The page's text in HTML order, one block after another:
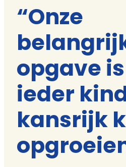
“Onze
opgave
ieder
kansrijk